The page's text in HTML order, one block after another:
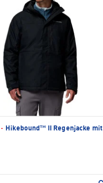
·
Hikebound™ II Regenjacke mit